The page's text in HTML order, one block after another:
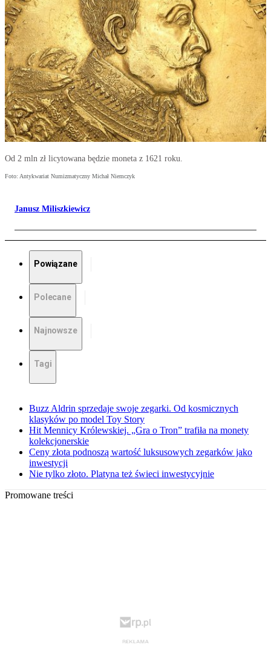
Od 2 mln zł licytowana będzie moneta z 1621 roku.
Foto: Antykwariat Numizmatyczny Michał Niemczyk
Janusz Miliszkiewicz
Powiązane
Polecane
Najnowsze
Tagi
Buzz Aldrin sprzedaje swoje zegarki. Od kosmicznych
klasyków po model Toy Story
Hit Mennicy Królewskiej. „Gra o Tron” trafiła na monety
kolekcjonerskie
Ceny złota podnoszą wartość luksusowych zegarków jako
inwestycji
Nie tylko złoto. Platyna też świeci inwestycyjnie
Promowane treści